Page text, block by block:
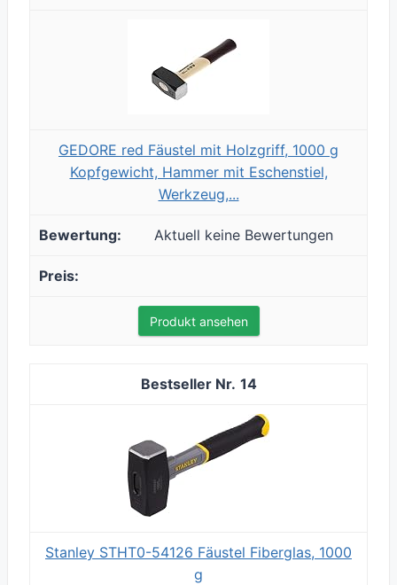
GEDORE red Fäustel mit Holzgriff, 1000 g
Kopfgewicht, Hammer mit Eschenstiel,
Werkzeug,...
Aktuell keine Bewertungen
Produkt ansehen
14
Stanley STHT0-54126 Fäustel Fiberglas, 1000
g